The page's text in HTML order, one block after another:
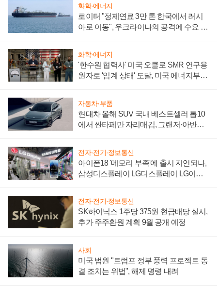
화학·에너지
로이터 "정제연료 3만 톤 한국에서 러시
아로 이동", 우크라이나의 공격에 수요 늘
화학·에너지
'한수원 협력사' 미국 오클로 SMR 연구용
원자로 '임계 상태' 도달, 미국 에너지부
자동차·부품
현대차 올해 SUV 국내 베스트셀러 톱10
에서 싼타페만 자리매김, 그랜저·아반떼
전자·전기·정보통신
아이폰18 '메모리 부족'에 출시 지연되나,
삼성디스플레이 LG디스플레이 LG이노
전자·전기·정보통신
SK하이닉스 1주당 375원 현금배당 실시,
추가 주주환원 계획 9월 공개 예정
사회
미국 법원 "트럼프 정부 풍력 프로젝트 동
결 조치는 위법", 해제 명령 내려